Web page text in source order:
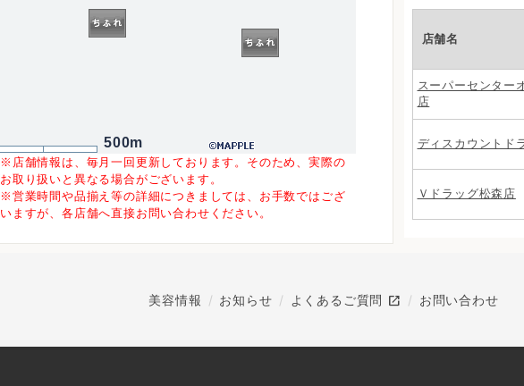
500m
※店舗情報は、毎月一回更新しております。そのため、実際の
お取り扱いと異なる場合がございます。
※営業時間や品揃え等の詳細につきましては、お手数ではござ
いますが、各店舗へ直接お問い合わせください。
店舗名
スーパーセンター
店
ディスカウントド
Ｖドラッグ松森店
美容情報 お知らせ よくあるご質問 open_in_new お問い合わせ